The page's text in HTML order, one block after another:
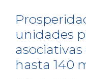
unidades
hasta 140